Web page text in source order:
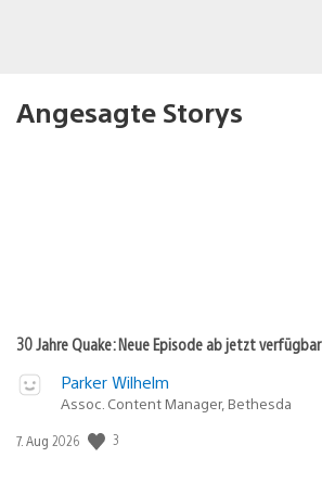
Angesagte Storys
30 Jahre Quake: Neue Episode ab jetzt verfügbar
Parker Wilhelm
Assoc. Content Manager, Bethesda
Veröffentlichungsdatum:
7. Aug 2026 3